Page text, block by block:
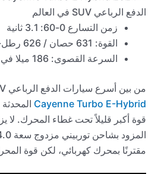
زمن التسارع 0-60: 3.1 ثانية
القوة: 631 حصان / 626 رطل-قدم
السرعة القصوى: 186 ميلا في الساعة
من بين أسرع سيارات الدفع الرباعي SUV، تتميز
Cayenne Turbo E-Hybrid
مقترنًا بمحرك كهربائي، لكن قوة المحرك تصل